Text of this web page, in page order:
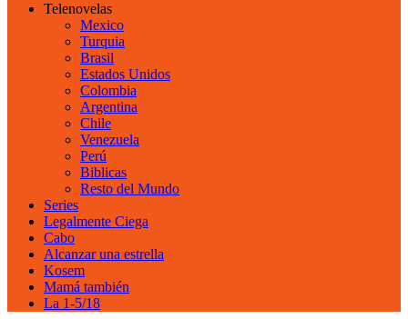
Telenovelas
Mexico
Turquia
Brasil
Estados Unidos
Colombia
Argentina
Chile
Venezuela
Perú
Biblicas
Resto del Mundo
Series
Legalmente Ciega
Cabo
Alcanzar una estrella
Kosem
Mamá también
La 1-5/18